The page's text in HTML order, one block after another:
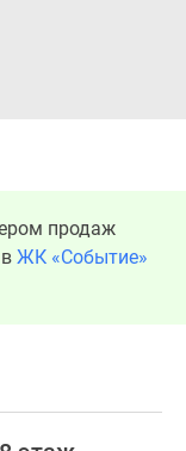
продаж
ЖК «Событие»